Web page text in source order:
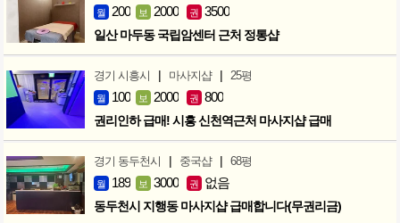
월 200 보 2000 권 3500
일산 마두동 국립암센터 근처 정통샵
경기 시흥시 | 마사지샵 | 25평
월 100 보 2000 권 800
권리인하 급매! 시흥 신천역근처 마사지샵 급매
경기 동두천시 | 중국샵 | 68평
월 189 보 3000 권 없음
동두천시 지행동 마사지샵 급매합니다(무권리금)